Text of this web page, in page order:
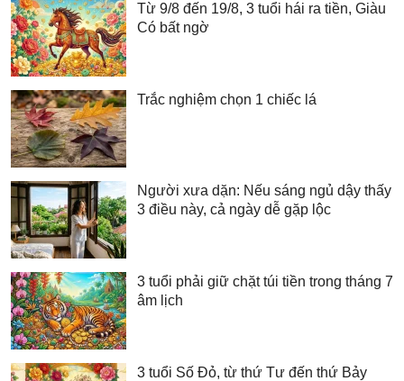
Từ 9/8 đến 19/8, 3 tuổi hái ra tiền, Giàu
Có bất ngờ
Trắc nghiệm chọn 1 chiếc lá
Người xưa dặn: Nếu sáng ngủ dậy thấy
3 điều này, cả ngày dễ gặp lộc
3 tuổi phải giữ chặt túi tiền trong tháng 7
âm lịch
3 tuổi Số Đỏ, từ thứ Tư đến thứ Bảy